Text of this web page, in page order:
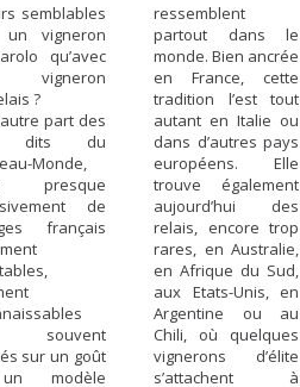
semblables
un vigneron
qu’avec
?
part des
dits du
Monde,
presque
de
français
souvent
sur un goût
modèle
ressemblent
partout dans le
monde. Bien ancrée
en France, cette
tradition l’est tout
autant en Italie ou
dans d’autres pays
européens. Elle
trouve également
aujourd’hui des
relais, encore trop
rares, en Australie,
en Afrique du Sud,
aux Etats-Unis, en
Argentine ou au
Chili, où quelques
vignerons d’élite
s’attachent à